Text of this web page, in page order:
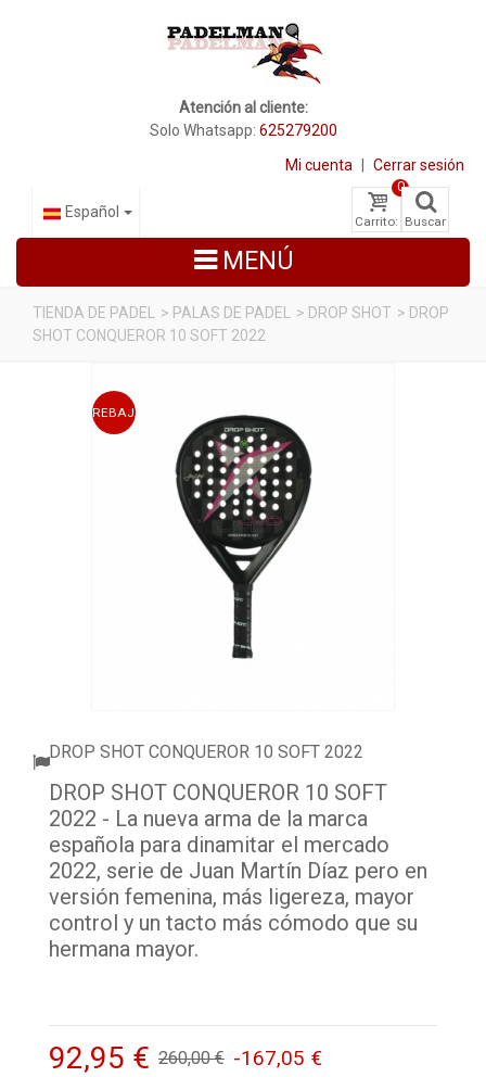
Atención al cliente:
Solo Whatsapp: 625279200
Mi cuenta Cerrar sesión
Carrito:
0
Buscar
Español
MENÚ
ZAPATILLAS DE PADEL
TIENDA DE PADEL > PALAS DE PADEL > DROP SHOT > DROP
SHOT CONQUEROR 10 SOFT 2022
REBAJADO
DROP SHOT CONQUEROR 10 SOFT 2022
DROP SHOT CONQUEROR 10 SOFT
2022 - La nueva arma de la marca
española para dinamitar el mercado
2022, serie de Juan Martín Díaz pero en
versión femenina, más ligereza, mayor
control y un tacto más cómodo que su
hermana mayor.
92,95 € 260,00 € -167,05 €